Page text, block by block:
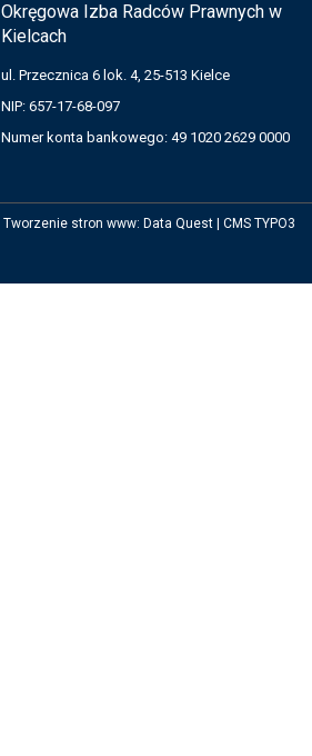
Okręgowa Izba Radców Prawnych w
Kielcach
ul. Przecznica 6 lok. 4, 25-513 Kielce
NIP: 657-17-68-097
Numer konta bankowego: 49 1020 2629 0000
Tworzenie stron www: Data Quest CMS TYPO3